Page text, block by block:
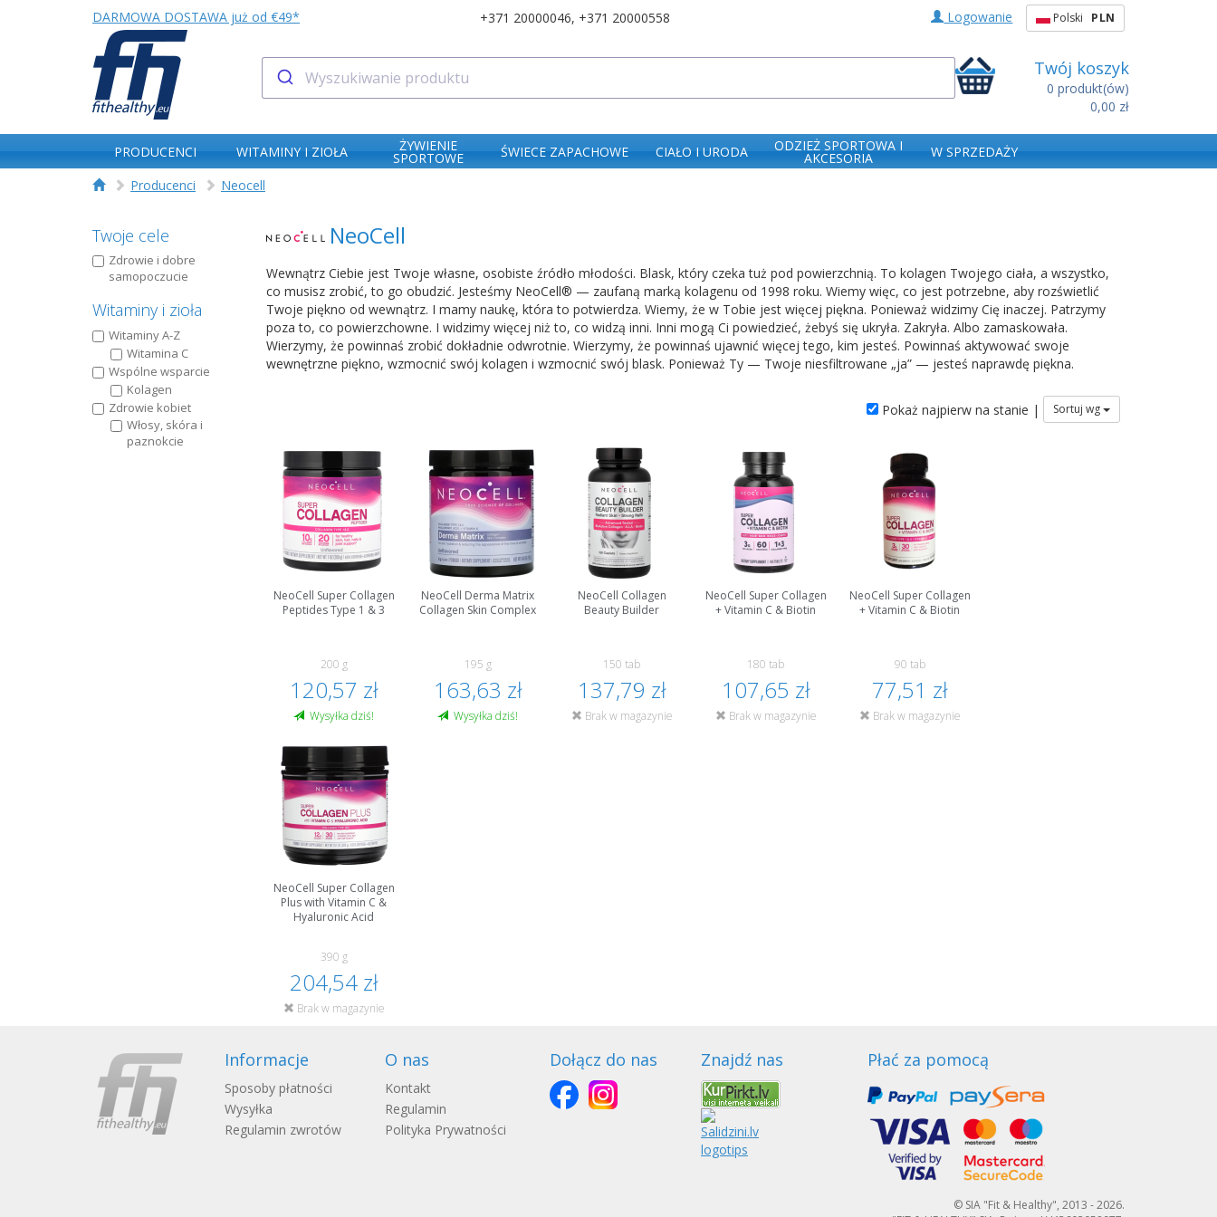
DARMOWA DOSTAWA już od €49* +371 20000046, +371 20000558 Logowanie Polski PLN
Twój koszyk
0 produkt(ów)
0,00 zł
PRODUCENCI WITAMINY I ZIOŁA ŻYWIENIE
SPORTOWE ŚWIECE ZAPACHOWE CIAŁO I URODA ODZIEŻ SPORTOWA I
AKCESORIA
W SPRZEDAŻY
Producenci
Neocell
Twoje cele
Zdrowie i dobre
samopoczucie
Witaminy i zioła
Witaminy A-Z
Witamina C
Wspólne wsparcie
Kolagen
Zdrowie kobiet
Włosy, skóra i
paznokcie
NeoCell
Wewnątrz Ciebie jest Twoje własne, osobiste źródło młodości. Blask, który czeka tuż pod powierzchnią. To kolagen Twojego ciała, a wszystko,
co musisz zrobić, to go obudzić. Jesteśmy NeoCell® — zaufaną marką kolagenu od 1998 roku. Wiemy więc, co jest potrzebne, aby rozświetlić
Twoje piękno od wewnątrz. I mamy naukę, która to potwierdza. Wiemy, że w Tobie jest więcej piękna. Ponieważ widzimy Cię inaczej. Patrzymy
poza to, co powierzchowne. I widzimy więcej niż to, co widzą inni. Inni mogą Ci powiedzieć, żebyś się ukryła. Zakryła. Albo zamaskowała.
Wierzymy, że powinnaś zrobić dokładnie odwrotnie. Wierzymy, że powinnaś ujawnić więcej tego, kim jesteś. Powinnaś aktywować swoje
wewnętrzne piękno, wzmocnić swój kolagen i wzmocnić swój blask. Ponieważ Ty — Twoje niesfiltrowane „ja” — jesteś naprawdę piękna.
Pokaż najpierw na stanie | Sortuj wg
NeoCell Super Collagen
Peptides Type 1 & 3
200 g
120,57 zł
Wysyłka dziś!
NeoCell Derma Matrix
Collagen Skin Complex
195 g
163,63 zł
Wysyłka dziś!
NeoCell Collagen
Beauty Builder
150 tab
137,79 zł
Brak w magazynie
NeoCell Super Collagen
+ Vitamin C & Biotin
180 tab
107,65 zł
Brak w magazynie
NeoCell Super Collagen
+ Vitamin C & Biotin
90 tab
77,51 zł
Brak w magazynie
NeoCell Super Collagen
Plus with Vitamin C &
Hyaluronic Acid
390 g
204,54 zł
Brak w magazynie
Informacje
Sposoby płatności
Wysyłka
Regulamin zwrotów
O nas
Kontakt
Regulamin
Polityka Prywatności
Dołącz do nas Znajdź nas Płać za pomocą
© SIA "Fit & Healthy", 2013 - 2026.